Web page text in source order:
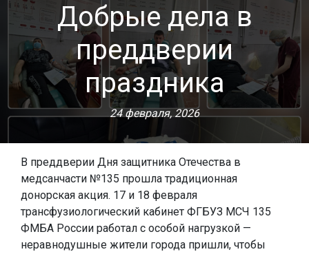
Добрые дела в
преддверии
праздника
24 февраля, 2026
В преддверии Дня защитника Отечества в
медсанчасти №135 прошла традиционная
донорская акция. 17 и 18 февраля
трансфузиологический кабинет ФГБУЗ МСЧ 135
ФМБА России работал с особой нагрузкой —
неравнодушные жители города пришли, чтобы